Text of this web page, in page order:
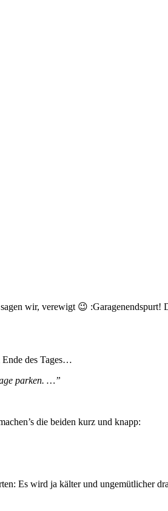
wir, verewigt 😉 :Garagenendspurt!
Ende des Tages…
parken. …”
die beiden kurz und knapp:
Es wird ja kälter und ungemütlicher